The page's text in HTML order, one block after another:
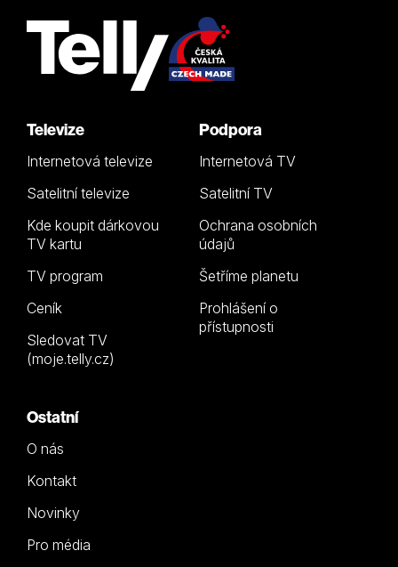
Televize
Internetová televize
Satelitní televize
Kde koupit dárkovou
TV kartu
TV program
Ceník
Sledovat TV
(moje.telly.cz)
Podpora
Internetová TV
Satelitní TV
Ochrana osobních
údajů
Šetříme planetu
Prohlášení o
přístupnosti
Ostatní
O nás
Kontakt
Novinky
Pro média